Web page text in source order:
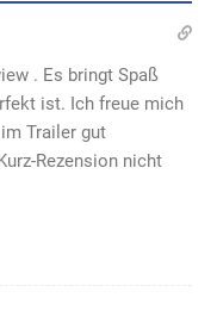
. Es bringt Spaß
ist. Ich freue mich
Trailer gut
Rezension nicht